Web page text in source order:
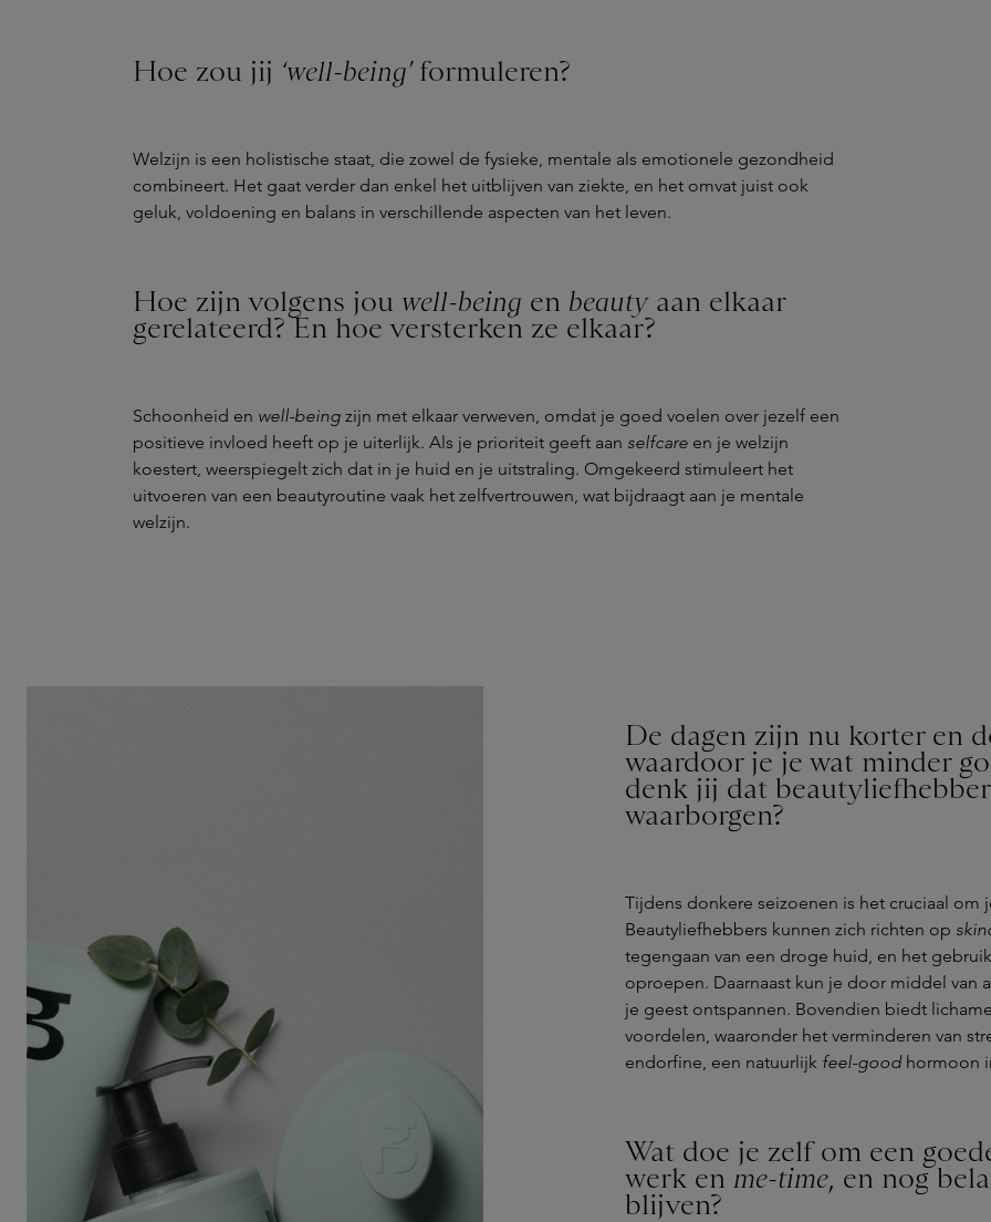
Hoe zou jij ‘well-being’ formuleren?
Welzijn is een holistische staat, die zowel de fysieke, mentale als emotionele gezondheid
combineert. Het gaat verder dan enkel het uitblijven van ziekte, en het omvat juist ook
geluk, voldoening en balans in verschillende aspecten van het leven.
Hoe zijn volgens jou well-being en beautyaan elkaar
gerelateerd? En hoe versterken ze elkaar?
Schoonheid en well-being zijn met elkaar verweven, omdat je goed voelen over jezelf een
positieve invloed heeft op je uiterlijk. Als je prioriteit geeft aan selfcare en je welzijn
koestert, weerspiegelt zich dat in je huid en je uitstraling. Omgekeerd stimuleert het
uitvoeren van een beautyroutine vaak het zelfvertrouwen, wat bijdraagt aan je mentale
welzijn.
De dagen zijn nu korter en
waardoor je je wat minder
denk jij dat
waarborgen?
Tijdens donkere seizoenen is het cruciaal om
Beautyliefhebbers kunnen zich richten op
tegengaan van een droge huid, en het
oproepen. Daarnaast kun je door middel van
je geest ontspannen. Bovendien biedt
voordelen, waaronder het verminderen van
endorfine, een natuurlijk feel-goodhormoon
Wat doe je zelf om een
werk enme-time, en nog
blijven?